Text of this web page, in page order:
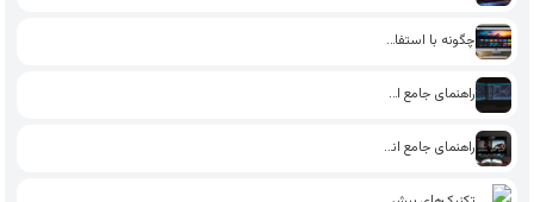
چگونه با استفاده از قالب‌های…
راهنمای جامع استفاده از هوش…
راهنمای جامع انتخاب بهترین قالب…